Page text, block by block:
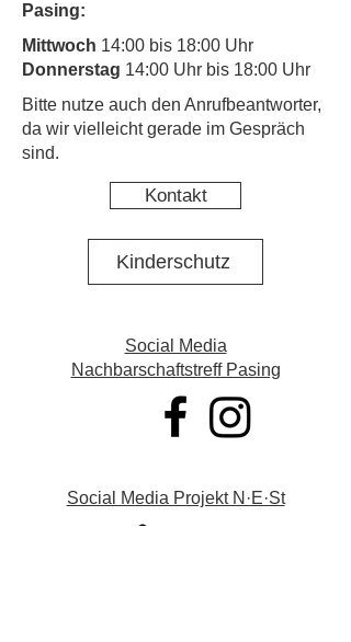
Pasing:
Mittwoch 14:00 bis 18:00 Uhr
Donnerstag 14:00 Uhr bis 18:00 Uhr
​Bitte nutze auch den Anrufbeantworter,
da wir vielleicht gerade im Gespräch
sind.
Kontakt
Kinderschutz
Social Media
Nachbarschaftstreff Pasing
Social Media Projekt N·E·St